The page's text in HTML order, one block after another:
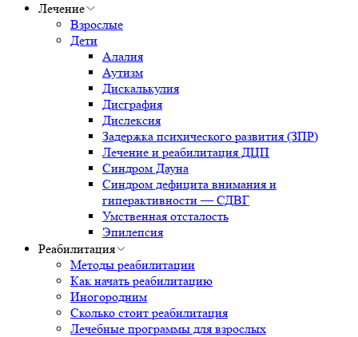
Лечение
Взрослые
Дети
Алалия
Аутизм
Дискалькулия
Дисграфия
Дислексия
Задержка психического развития (ЗПР)
Лечение и реабилитация ДЦП
Синдром Дауна
Синдром дефицита внимания и
гиперактивности — СДВГ
Умственная отсталость
Эпилепсия
Реабилитация
Методы реабилитации
Как начать реабилитацию
Иногородним
Сколько стоит реабилитация
Лечебные программы для взрослых